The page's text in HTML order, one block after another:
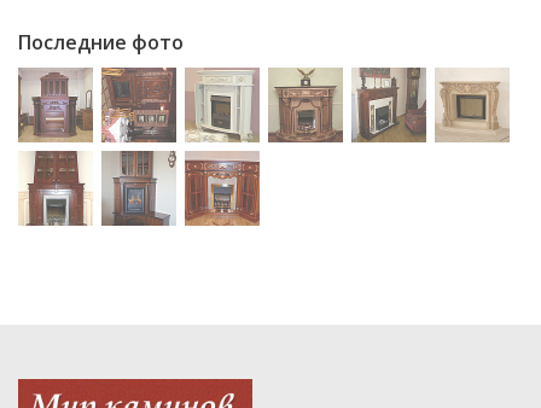
Последние фото